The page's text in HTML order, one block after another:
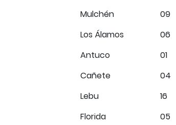
Mulchén
09
Los Álamos
06
Antuco
01
Cañete
04
Lebu
16
Florida
05